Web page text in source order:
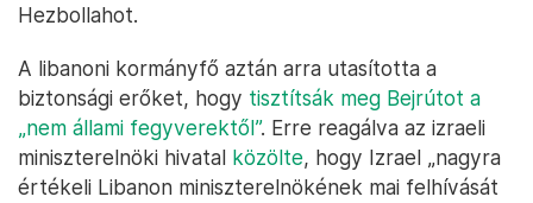
Hezbollahot.
A libanoni kormányfő aztán arra utasította a
biztonsági erőket, hogy tisztítsák meg Bejrútot a
„nem állami fegyverektől”. Erre reagálva az izraeli
miniszterelnöki hivatal közölte, hogy Izrael „nagyra
értékeli Libanon miniszterelnökének mai felhívását